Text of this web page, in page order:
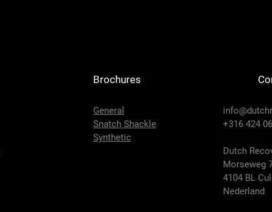
Brochures
General
Snatch Shackle
Synthetic
+316 424
Dutch
Morseweg
4104 BL
Nederland